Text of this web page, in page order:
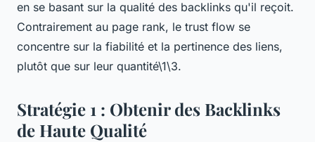
en se basant sur la qualité des backlinks qu'il reçoit.
Contrairement au page rank, le trust flow se
concentre sur la fiabilité et la pertinence des liens,
plutôt que sur leur quantité\1\3.
Stratégie 1 : Obtenir des Backlinks
de Haute Qualité